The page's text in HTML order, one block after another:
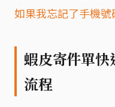
如果我忘記了手機
蝦皮寄件單快
流程